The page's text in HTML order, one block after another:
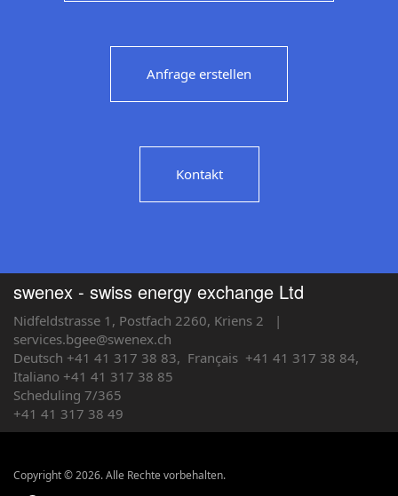
Anfrage erstellen
Kontakt
swenex - swiss energy exchange Ltd
Nidfeldstrasse 1, Postfach 2260, Kriens 2
|
services.bgee@swenex.ch
Deutsch +41 41 317 38 83, Français +41 41 317 38 84,
Italiano +41 41 317 38 85
Scheduling 7/365
+41 41 317 38 49
Copyright © 2026. Alle Rechte vorbehalten.